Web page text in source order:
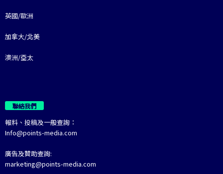
英國/歐洲
加拿大/北美
澳洲/亞太
聯絡我們
報料、投稿及一般查詢：
Info@points-media.com
廣告及贊助查詢:
marketing@points-media.com